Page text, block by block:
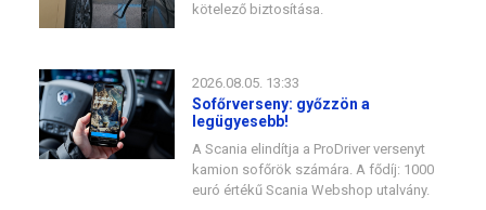
kötelező biztosítása.
2026.08.05. 13:33
Sofőrverseny: győzzön a
legügyesebb!
A Scania elindítja a ProDriver versenyt
kamion sofőrök számára. A fődíj: 1000
euró értékű Scania Webshop utalvány.